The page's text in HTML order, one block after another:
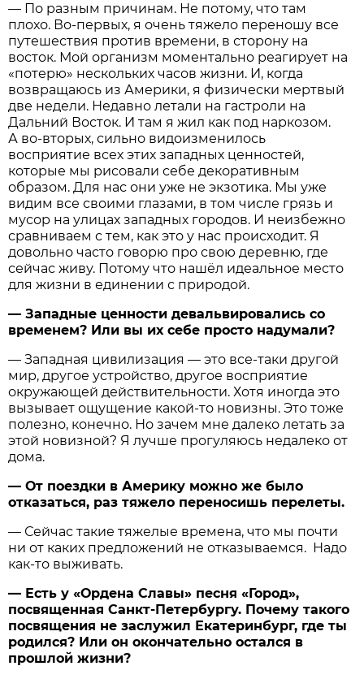
— По разным причинам. Не потому, что там
плохо. Во-первых, я очень тяжело переношу все
путешествия против времени, в сторону на
восток. Мой организм моментально реагирует на
«потерю» нескольких часов жизни. И, когда
возвращаюсь из Америки, я физически мертвый
две недели. Недавно летали на гастроли на
Дальний Восток. И там я жил как под наркозом.
А во-вторых, сильно видоизменилось
восприятие всех этих западных ценностей,
которые мы рисовали себе декоративным
образом. Для нас они уже не экзотика. Мы уже
видим все своими глазами, в том числе грязь и
мусор на улицах западных городов. И неизбежно
сравниваем с тем, как это у нас происходит. Я
довольно часто говорю про свою деревню, где
сейчас живу. Потому что нашёл идеальное место
для жизни в единении с природой.
— Западные ценности девальвировались со
временем? Или вы их себе просто надумали?
— Западная цивилизация — это все-таки другой
мир, другое устройство, другое восприятие
окружающей действительности. Хотя иногда это
вызывает ощущение какой-то новизны. Это тоже
полезно, конечно. Но зачем мне далеко летать за
этой новизной? Я лучше прогуляюсь недалеко от
дома.
— От поездки в Америку можно же было
отказаться, раз тяжело переносишь перелеты.
— Сейчас такие тяжелые времена, что мы почти
ни от каких предложений не отказываемся. Надо
как-то выживать.
— Есть у «Ордена Славы» песня «Город»,
посвященная Санкт-Петербургу. Почему такого
посвящения не заслужил Екатеринбург, где ты
родился? Или он окончательно остался в
прошлой жизни?